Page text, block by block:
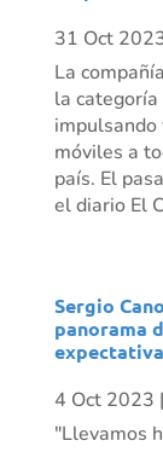
31 Oct
La
la
impulsando
móviles a
país. El
el diario El
Sergio
panorama
4 Oct 2023 |
"Llevamos